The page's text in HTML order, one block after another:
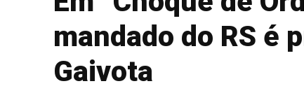
mandado do RS é
Gaivota